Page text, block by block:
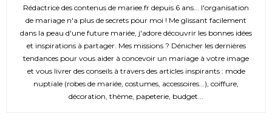
Rédactrice des contenus de mariee.fr depuis 6 ans... l'organisation
de mariage n'a plus de secrets pour moi ! Me glissant facilement
dans la peau d'une future mariée, j'adore découvrir les bonnes idées
et inspirations à partager. Mes missions ? Dénicher les dernières
tendances pour vous aider à concevoir un mariage à votre image
et vous livrer des conseils à travers des articles inspirants : mode
nuptiale (robes de mariée, costumes, accessoires...), coiffure,
décoration, thème, papeterie, budget...